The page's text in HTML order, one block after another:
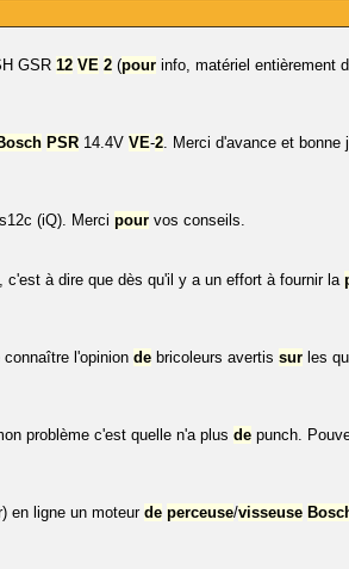
GSR 12 VE 2 (pour info, matériel entièrement
PSR 14.4V VE-2. Merci d'avance et bonne
(iQ). Merci pour vos conseils.
c'est à dire que dès qu'il y a un effort à fournir la
l'opinion de bricoleurs avertis sur les
problème c'est quelle n'a plus de punch.
en ligne un moteur de perceuse/visseuse